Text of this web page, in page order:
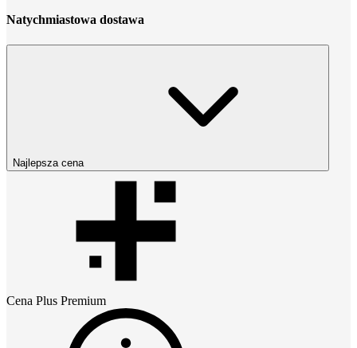
Natychmiastowa dostawa
Najlepsza cena
Cena Plus Premium